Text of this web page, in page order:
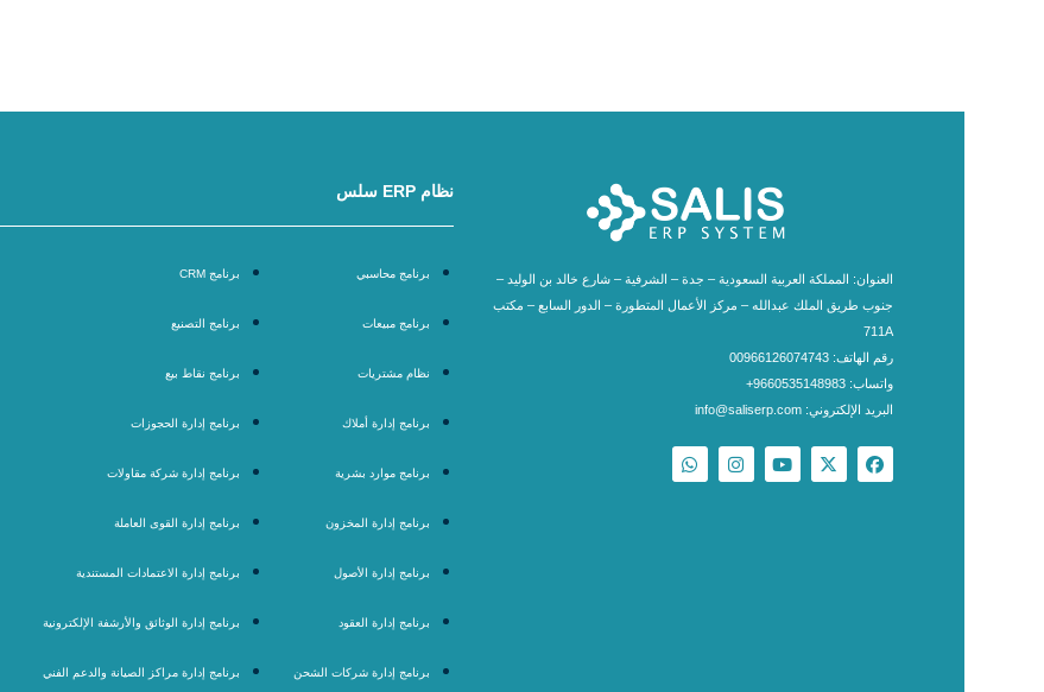
العنوان: المملكة العربية السعودية – جدة – الشرفية – شارع خالد بن الوليد –
جنوب طريق الملك عبدالله – مركز الأعمال المتطورة – الدور السابع – مكتب
711A
رقم الهاتف: 00966126074743
واتساب: 9660535148983+
البريد الإلكتروني: info@saliserp.com
نظام ERP سلس
برنامج محاسبي
برنامج مبيعات
نظام مشتريات
برنامج إدارة أملاك
برنامج موارد بشرية
برنامج إدارة المخزون
برنامج إدارة الأصول
برنامج إدارة العقود
برنامج إدارة شركات الشحن
برنامج CRM
برنامج التصنيع
برنامج نقاط بيع
برنامج إدارة الحجوزات
برنامج إدارة شركة مقاولات
برنامج إدارة القوى العاملة
برنامج إدارة الاعتمادات المستندية
برنامج إدارة الوثائق والأرشفة الإلكترونية
برنامج إدارة مراكز الصيانة والدعم الفني